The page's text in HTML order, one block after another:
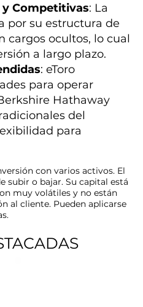
Competitivas: La
por su estructura de
cargos ocultos, lo cual
a largo plazo.
: eToro
para operar
Hathaway
del
para
con varios activos. El
subir o bajar. Su capital está
muy volátiles y no están
al cliente. Pueden aplicarse